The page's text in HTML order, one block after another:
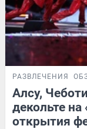
РАЗВЛЕЧЕНИЯ
Алсу,
декольте
открытия